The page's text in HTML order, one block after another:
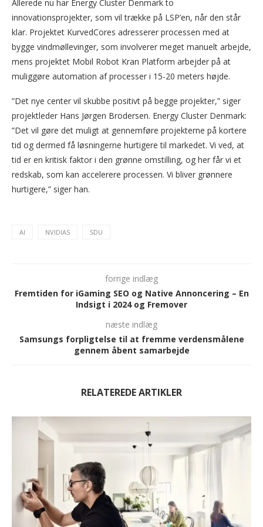
Allerede nu har Energy Cluster Denmark to
innovationsprojekter, som vil trække på LSP’en, når den står
klar. Projektet KurvedCores adresserer processen med at
bygge vindmøllevinger, som involverer meget manuelt arbejde,
mens projektet Mobil Robot Kran Platform arbejder på at
muliggøre automation af processer i 15-20 meters højde.
”Det nye center vil skubbe positivt på begge projekter,” siger
projektleder Hans Jørgen Brodersen. Energy Cluster Denmark:
”Det vil gøre det muligt at gennemføre projekterne på kortere
tid og dermed få løsningerne hurtigere til markedet. Vi ved, at
tid er en kritisk faktor i den grønne omstilling, og her får vi et
redskab, som kan accelerere processen. Vi bliver grønnere
hurtigere,” siger han.
AI NVIDIAS SDU
forrige indlæg
Fremtiden for iGaming SEO og Native Annoncering – En
Indsigt i 2024 og Fremover
næste indlæg
Samsungs forpligtelse til at fremme verdensmålene
gennem åbent samarbejde
RELATEREDE ARTIKLER